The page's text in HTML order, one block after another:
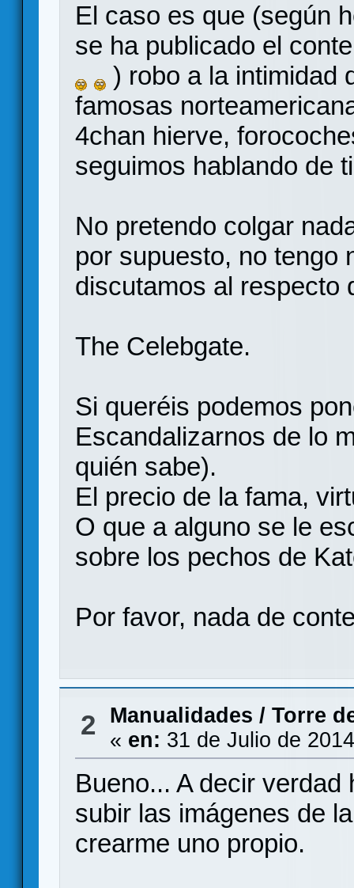
El caso es que (según
se ha publicado el
) robo a la intimidad
famosas
4chan hierve,
seguimos hablando de
No pretendo colgar
por supuesto, no tengo
discutamos al respecto
The Celebgate.
Si queréis podemos
Escandalizarnos de lo
quién sabe).
El precio de la fama,
O que a alguno se le
sobre los pechos de
Por favor, nada de
2 Manualidades / Torre
« en: 31 de Julio de
Bueno... A decir
subir las imágenes de
crearme uno propio.